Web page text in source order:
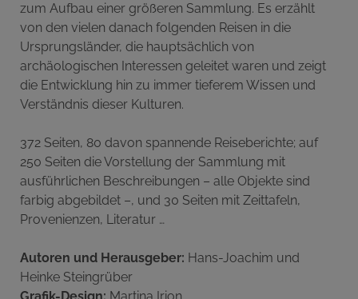
zum Aufbau einer größeren Sammlung. Es erzählt
von den vielen danach folgenden Reisen in die
Ursprungsländer, die hauptsächlich von
archäologischen Interessen geleitet waren und zeigt
die Entwicklung hin zu immer tieferem Wissen und
Verständnis dieser Kulturen.
372 Seiten, 80 davon spannende Reiseberichte; auf
250 Seiten die Vorstellung der Sammlung mit
ausführlichen Beschreibungen – alle Objekte sind
farbig abgebildet –, und 30 Seiten mit Zeittafeln,
Provenienzen, Literatur …
Autoren und Herausgeber: Hans-Joachim und
Heinke Steingrüber